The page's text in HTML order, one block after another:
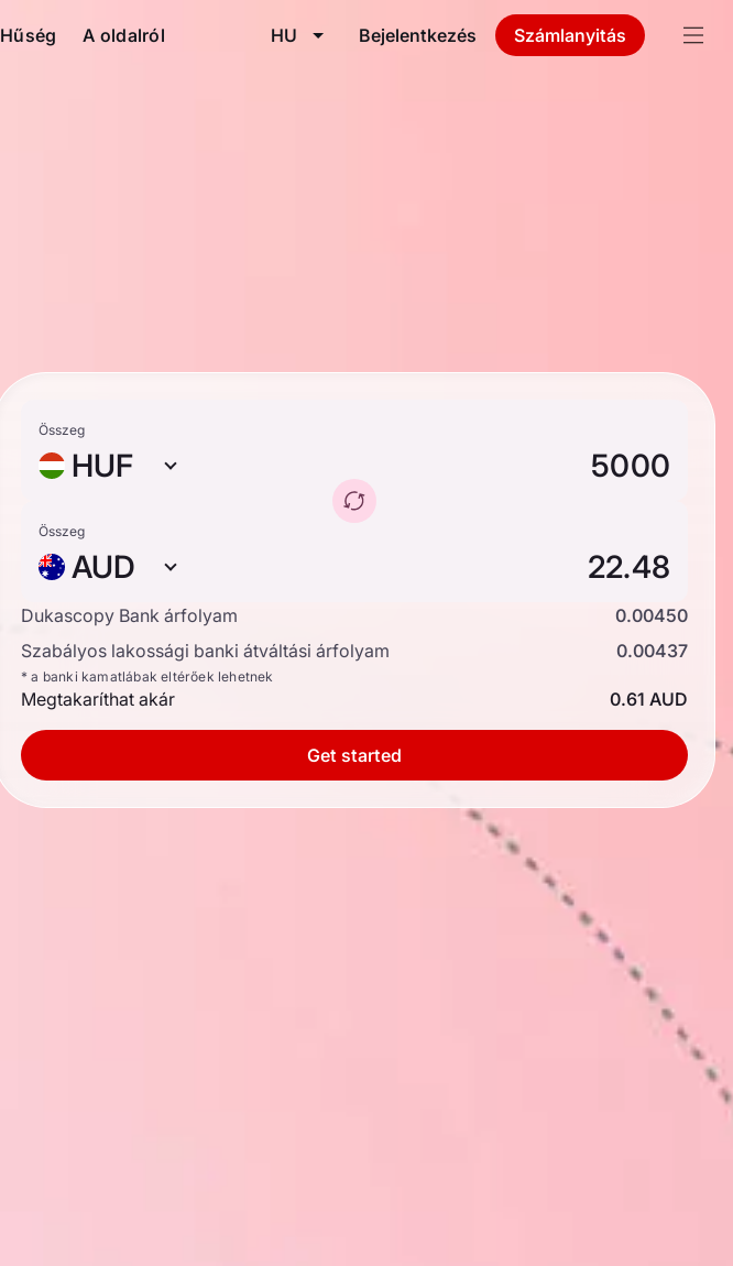
Hűség A oldalról HU Bejelentkezés Számlanyitás
Összeg
HUF
Összeg
AUD
Dukascopy Bank árfolyam
0.00450
Szabályos lakossági banki átváltási árfolyam
0.00437
* a banki kamatlábak eltérőek lehetnek
Megtakaríthat akár 0.61 AUD
Get started